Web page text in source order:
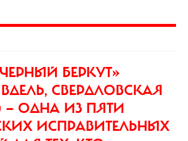
БЕРКУТ»
СВЕРДЛОВСКАЯ
— ОДНА ИЗ ПЯТИ
ИСПРАВИТЕЛЬНЫХ